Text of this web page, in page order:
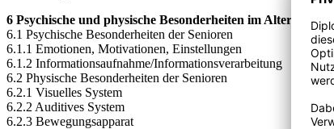
6 Psychische und physische Besonderheiten im Alter 43
6.1 Psychische Besonderheiten der Senioren
6.1.1 Emotionen, Motivationen, Einstellungen
6.1.2 Informationsaufnahme/Informationsverarbeitung
6.2 Physische Besonderheiten der Senioren
6.2.1 Visuelles System
6.2.2 Auditives System
6.2.3 Bewegungsapparat